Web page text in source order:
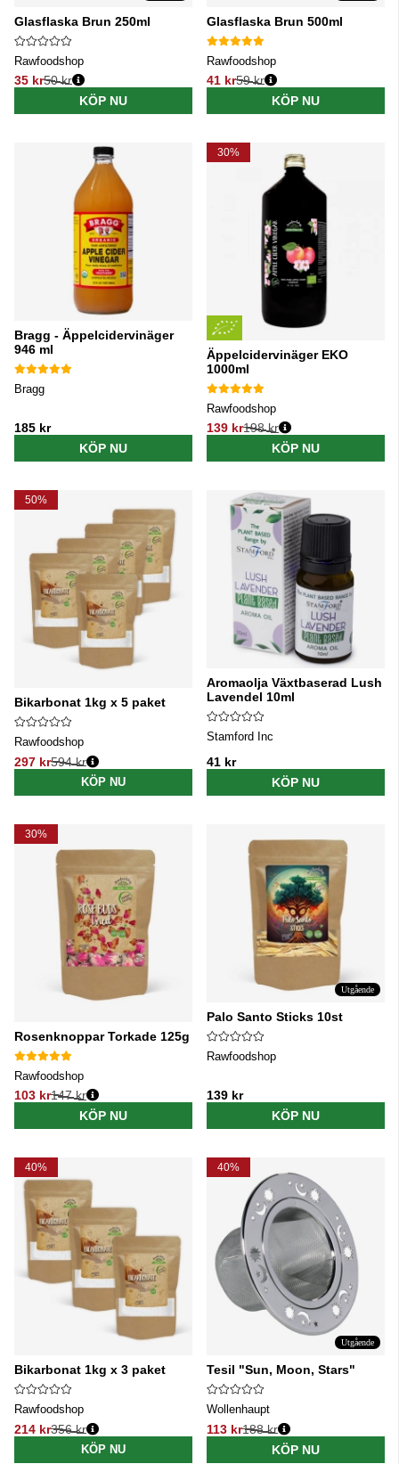
Glasflaska Brun 250ml
Rawfoodshop
35 kr
Ordinarie pris:
50 kr
KÖP NU
Glasflaska Brun 500ml
Rawfoodshop
41 kr
Ordinarie pris:
59 kr
KÖP NU
Bragg - Äppelcidervinäger
946 ml
Bragg
185 kr
KÖP NU
30%
Äppelcidervinäger EKO
1000ml
Rawfoodshop
139 kr
Ordinarie pris:
198 kr
KÖP NU
50%
Bikarbonat 1kg x 5 paket
Rawfoodshop
297 kr
Ordinarie pris:
594 kr
KÖP NU
Aromaolja Växtbaserad Lush
Lavendel 10ml
Stamford Inc
41 kr
KÖP NU
30%
Rosenknoppar Torkade 125g
Rawfoodshop
103 kr
Ordinarie pris:
147 kr
KÖP NU
Utgående
Palo Santo Sticks 10st
Rawfoodshop
139 kr
KÖP NU
40%
Bikarbonat 1kg x 3 paket
Rawfoodshop
214 kr
Ordinarie pris:
356 kr
KÖP NU
40%
Utgående
Tesil "Sun, Moon, Stars"
Wollenhaupt
113 kr
Ordinarie pris:
188 kr
KÖP NU